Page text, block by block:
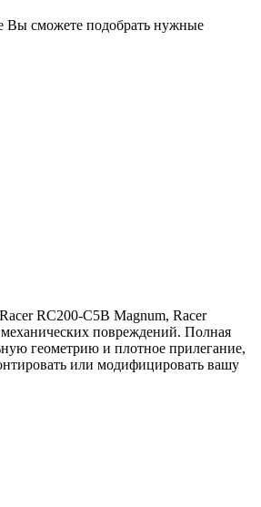
Вы сможете подобрать нужные
RC200-C5B Magnum, Racer
повреждений. Полная
геометрию и плотное прилегание,
или модифицировать вашу